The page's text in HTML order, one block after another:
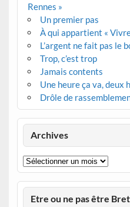
Rennes »
Un premier pas
À qui appartient «
L’argent ne fait pas le
Trop, c’est trop
Jamais contents
Une heure ça va, deux
Drôle de
Archives
Archives
Etre ou ne pas être